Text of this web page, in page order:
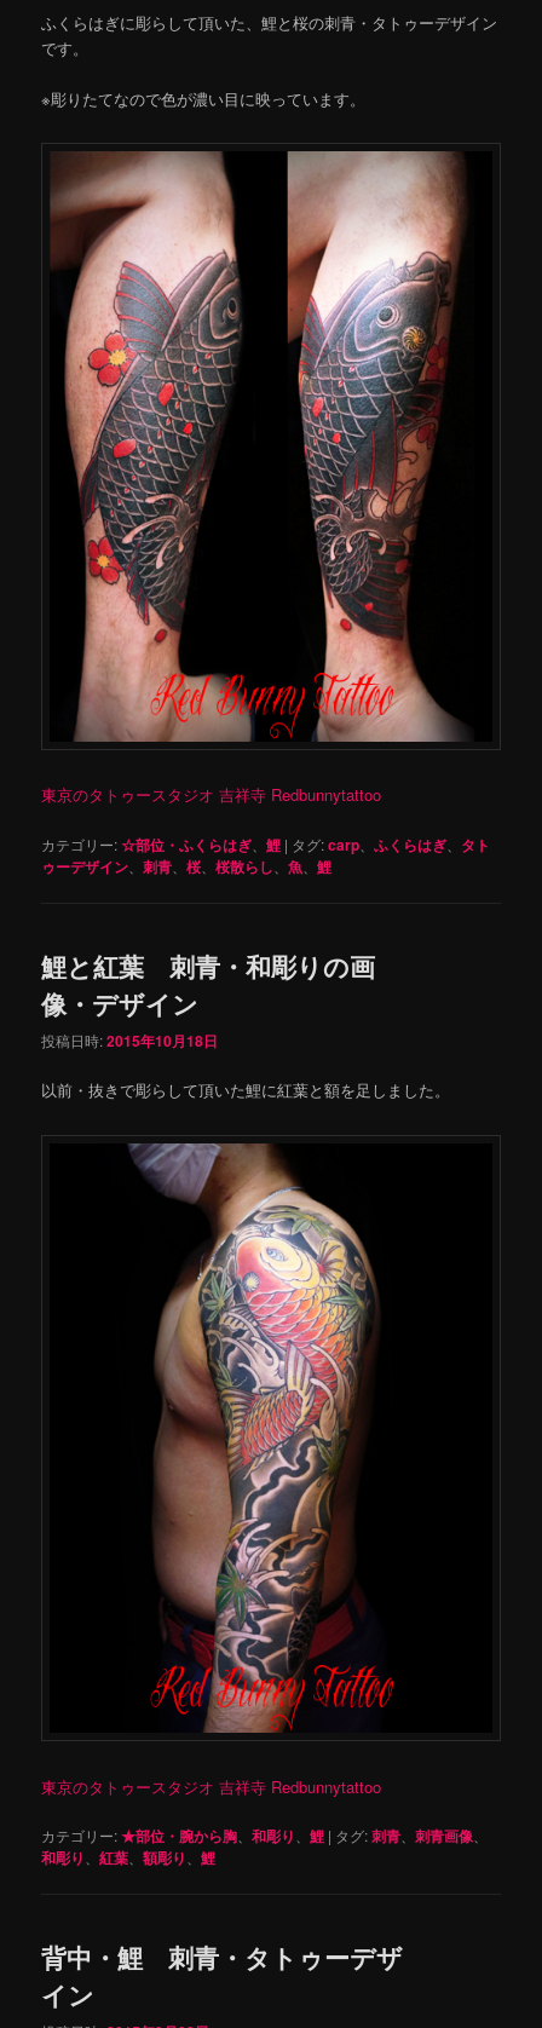
ふくらはぎに彫らして頂いた、鯉と桜の刺青・タトゥーデザイン
です。
※彫りたてなので色が濃い目に映っています。
東京のタトゥースタジオ 吉祥寺 Redbunnytattoo
カテゴリー:☆部位・ふくらはぎ 、鯉 | タグ:carp 、ふくらはぎ
タト
ゥーデザイン 、刺青 、桜 、桜散らし 、魚 、鯉
鯉と紅葉 刺青・和彫りの画
像・デザイン
投稿日時:2015年10月18日
以前・抜きで彫らして頂いた鯉に紅葉と額を足しました。
東京のタトゥースタジオ 吉祥寺 Redbunnytattoo
カテゴリー:★部位・腕から胸 、和彫り 、鯉 | タグ:刺青 、刺青画像
和彫り 、紅葉 、額彫り 、鯉
背中・鯉 刺青・タトゥーデザ
イン